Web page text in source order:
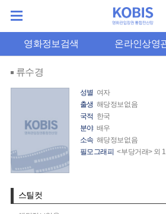
영화정보검색 온라인상영
류수경
성별 여자
출생 해당정보없음
국적 한국
분야 배우
소속 해당정보없음
필모그래피 <부당거래> 외
스틸컷